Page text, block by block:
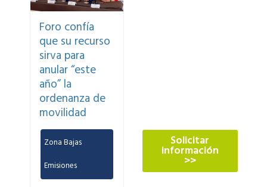
Foro confía
que su recurso
sirva para
anular “este
año” la
ordenanza de
movilidad
Zona Bajas
Emisiones
Solicitar
información
>>